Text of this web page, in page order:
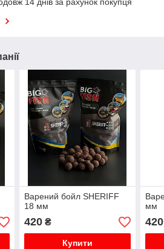
Варений бойл SHERIFF
18 мм
420₴
Купити
мм
420